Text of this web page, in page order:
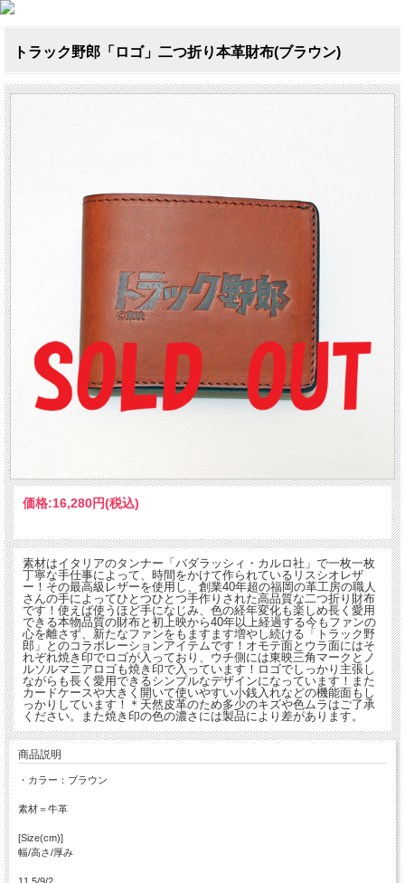
トラック野郎「ロゴ」二つ折り本革財布(ブラウン)
価格:16,280円(税込)
素材はイタリアのタンナー「バダラッシィ・カルロ社」で一枚一枚
丁寧な手仕事によって、時間をかけて作られているリスシオレザ
ー！その最高級レザーを使用し、創業40年超の福岡の革工房の職人
さんの手によってひとつひとつ手作りされた高品質な二つ折り財布
です！使えば使うほど手になじみ、色の経年変化も楽しめ長く愛用
できる本物品質の財布と初上映から40年以上経過する今もファンの
心を離さず、新たなファンをもますます増やし続ける「トラック野
郎」とのコラボレーションアイテムです！オモテ面とウラ面にはそ
れぞれ焼き印でロゴが入っており、ウチ側には東映三角マークとノ
ルソルマニアロゴも焼き印で入っています！ロゴでしっかり主張し
ながらも長く愛用できるシンプルなデザインになっています！また
カードケースや大きく開いて使いやすい小銭入れなどの機能面もし
っかりしています！＊天然皮革のため多少のキズや色ムラはご了承
ください。また焼き印の色の濃さには製品により差があります。
商品説明
・カラー：ブラウン
素材＝牛革
[Size(cm)]
幅/高さ/厚み